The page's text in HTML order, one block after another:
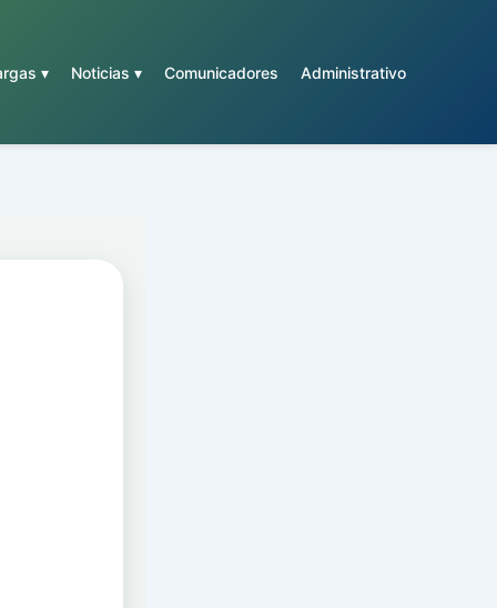
▾ Noticias ▾ Comunicadores Administrativo